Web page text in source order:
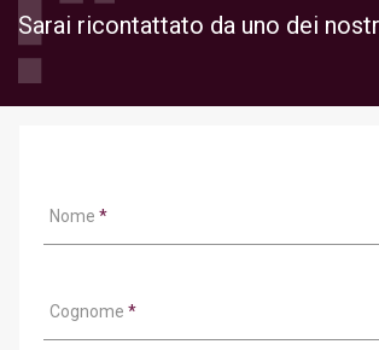
Sarai ricontattato da uno dei
Nome *
Cognome *